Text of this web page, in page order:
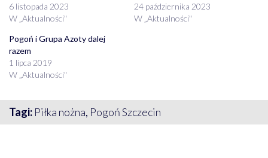
6 listopada 2023
W „Aktualności"
24 października 2023
W „Aktualności"
Pogoń i Grupa Azoty dalej
razem
1 lipca 2019
W „Aktualności"
Tagi: Piłka nożna, Pogoń Szczecin